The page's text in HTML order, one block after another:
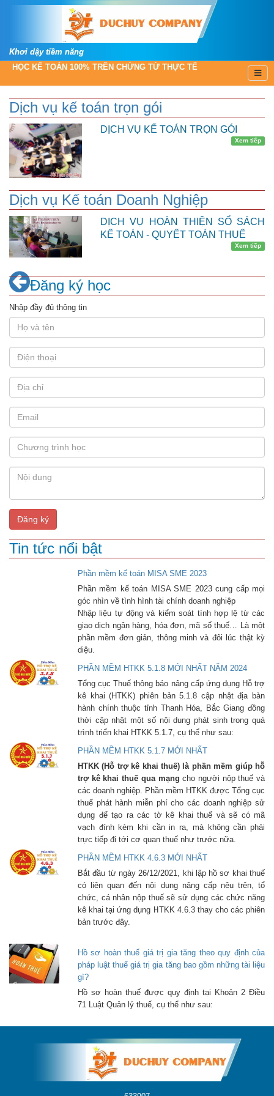
Khơi dậy tiềm năng
HỌC KẾ TOÁN 100% TRÊN CHỨNG TỪ THỰC TẾ
Dịch vụ kế toán trọn gói
DỊCH VỤ KẾ TOÁN TRỌN GÓI
Xem tiếp
Dịch vụ Kế toán Doanh Nghiệp
DỊCH VỤ HOÀN THIỆN SỔ SÁCH
KẾ TOÁN - QUYẾT TOÁN THUẾ
Xem tiếp
Đăng ký học
Nhập đầy đủ thông tin
Đăng ký
Tin tức nổi bật
Phần mềm kế toán MISA SME 2023
Phần mềm kế toán MISA SME 2023 cung cấp mọi
góc nhìn về tình hình tài chính doanh nghiệp
Nhập liệu tự động và kiểm soát tính hợp lệ từ các
giao dịch ngân hàng, hóa đơn, mã số thuế… Là một
phần mềm đơn giản, thông minh và đôi lúc thật kỳ
diệu.
PHẦN MỀM HTKK 5.1.8 MỚI NHẤT NĂM 2024
Tổng cục Thuế thông báo nâng cấp ứng dụng Hỗ trợ
kê khai (HTKK) phiên bản 5.1.8 cập nhật địa bàn
hành chính thuộc tỉnh Thanh Hóa, Bắc Giang đồng
thời cập nhật một số nội dung phát sinh trong quá
trình triển khai HTKK 5.1.7, cụ thể như sau:
PHẦN MỀM HTKK 5.1.7 MỚI NHẤT
HTKK (Hỗ trợ kê khai thuế) là phần mềm giúp hỗ
trợ kê khai thuế qua mạng cho người nộp thuế và
các doanh nghiệp. Phần mềm HTKK được Tổng cục
thuế phát hành miễn phí cho các doanh nghiệp sử
dụng để tạo ra các tờ kê khai thuế và sẽ có mã
vạch đính kèm khi cần in ra, mà không cần phải
trực tiếp đi tới cơ quan thuế như trước nữa.
PHẦN MỀM HTKK 4.6.3 MỚI NHẤT
Bắt đầu từ ngày 26/12/2021, khi lập hồ sơ khai thuế
có liên quan đến nội dung nâng cấp nêu trên, tổ
chức, cá nhân nộp thuế sẽ sử dụng các chức năng
kê khai tại ứng dụng HTKK 4.6.3 thay cho các phiên
bản trước đây.
Hồ sơ hoàn thuế giá trị gia tăng theo quy định của
pháp luật thuế giá trị gia tăng bao gồm những tài liệu
gì?
Hồ sơ hoàn thuế được quy định tại Khoản 2 Điều
71 Luật Quản lý thuế, cụ thể như sau: